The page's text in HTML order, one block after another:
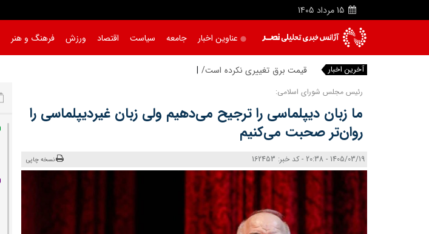
15 مرداد 1405
عناوین اخبار جامعه سیاست اقتصاد ورزش فرهنگ و هنر
آخرین اخبار
رئیس مجلس شورای اسلامی:
ما زبان دیپلماسی را ترجیح می‌دهیم ولی زبان‌ غیردیپلماسی را
روان‌تر صحبت می‌کنیم
1405/03/19 - 20:38 - کد خبر: 162453 نسخه چاپی